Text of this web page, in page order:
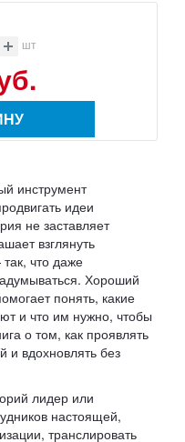
шт
инструмент
идеи
не заставляет
взглянуть
что даже
Хороший
понять, какие
и что им нужно, чтобы
о том, как проявлять
и вдохновлять без
лидер или
настоящей,
транслировать